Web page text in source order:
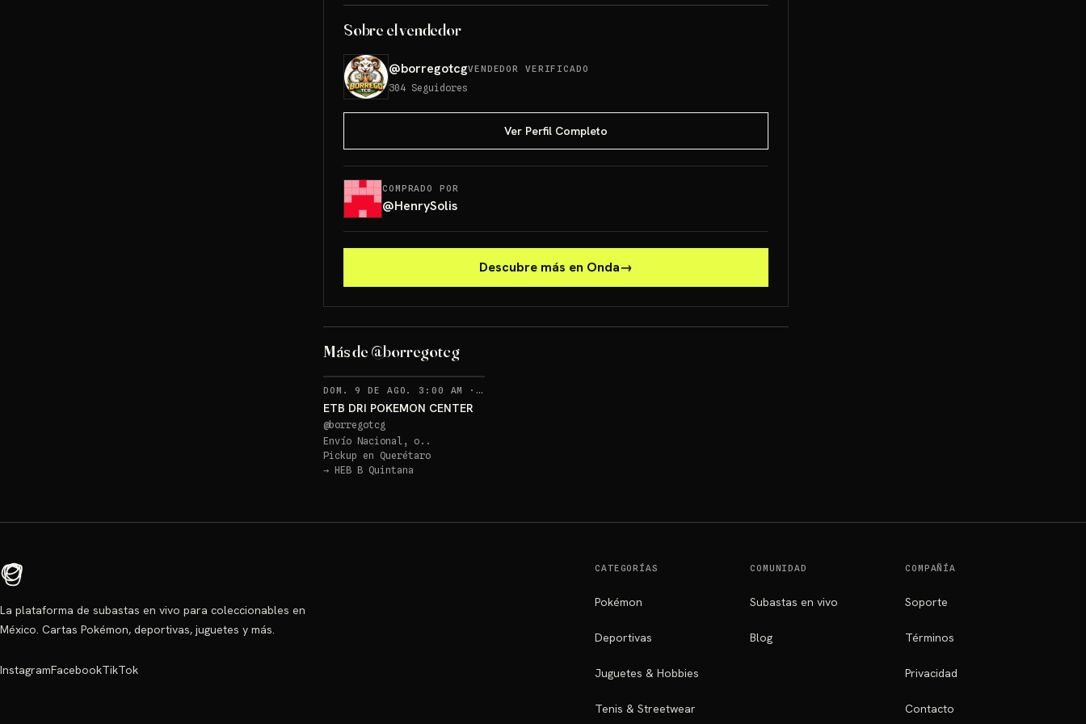
Sobre el vendedor
@borregotcgVENDEDOR VERIFICADO
304 Seguidores
Ver Perfil Completo
COMPRADO POR
@HenrySolis
Descubre más en Onda→
Más de @borregotcg
DOM. 9 DE AGO. 3:00 AM ·
ETB DRI POKEMON CENTER
@borregotcg
Envío Nacional, o..
Pickup en Querétaro
→ HEB B Quintana
La plataforma de subastas en vivo para coleccionables en
México. Cartas Pokémon, deportivas, juguetes y más.
InstagramFacebookTikTok
CATEGORÍAS
Pokémon
Deportivas
Juguetes & Hobbies
Tenis & Streetwear
COMUNIDAD
Subastas en vivo
Blog
COMPAÑÍA
Soporte
Términos
Privacidad
Contacto